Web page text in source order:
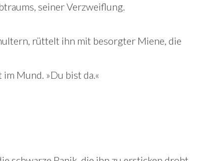
seiner Verzweiflung.
rüttelt ihn mit besorgter Miene, die
Mund. »Du bist da.«